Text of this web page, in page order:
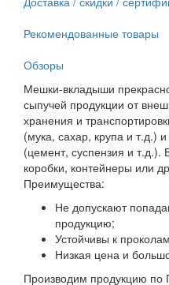
Рекомендованные товары
Обзоры
Мешки-вкладыши
сыпучей продукции от
хранения и
(мука, сахар, крупа и т.д.)
(цемент, суспензия и т.д.).
коробки, контейнеры или
Преимущества:
Не допускают
продукцию;
Устойчивы к
Низкая цена и
Производим продукцию